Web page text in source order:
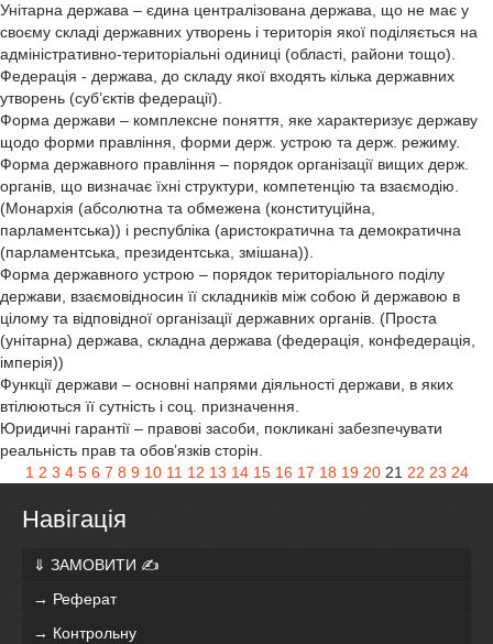
Унітарна держава – єдина централізована держава, що не має у
своєму складі державних утворень і територія якої поділяється на
адміністративно-територіальні одиниці (області, райони тощо).
Федерація - держава, до складу якої входять кілька державних
утворень (суб’єктів федерації).
Форма держави – комплексне поняття, яке характеризує державу
щодо форми правління, форми держ. устрою та держ. режиму.
Форма державного правління – порядок організації вищих держ.
органів, що визначає їхні структури, компетенцію та взаємодію.
(Монархія (абсолютна та обмежена (конституційна,
парламентська)) і республіка (аристократична та демократична
(парламентська, президентська, змішана)).
Форма державного устрою – порядок територіального поділу
держави, взаємовідносин її складників між собою й державою в
цілому та відповідної організації державних органів. (Проста
(унітарна) держава, складна держава (федерація, конфедерація,
імперія))
Функції держави – основні напрями діяльності держави, в яких
втілюються її сутність і соц. призначення.
Юридичні гарантії – правові засоби, покликані забезпечувати
реальність прав та обов’язків сторін.
1 2 3 4 5 6 7 8 9 10 11 12 13 14 15 16 17 18 19 2021 22 23 24
Навігація
⇓ ЗАМОВИТИ ✍
→ Реферат
→ Контрольну